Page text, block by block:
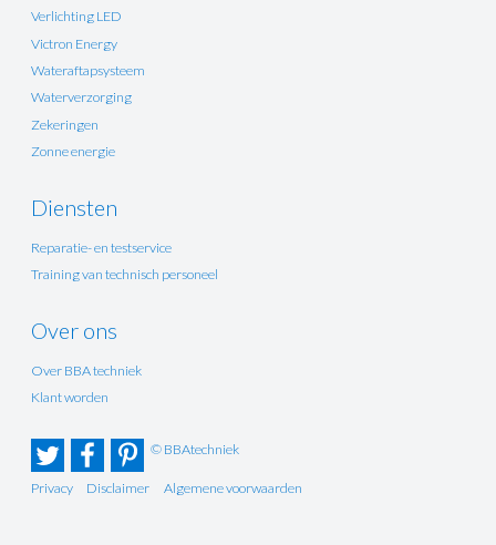
Verlichting LED
Victron Energy
Wateraftapsysteem
Waterverzorging
Zekeringen
Zonne energie
Diensten
Reparatie- en testservice
Training van technisch personeel
Over ons
Over BBA techniek
Klant worden
© BBAtechniek
Privacy Disclaimer Algemene voorwaarden